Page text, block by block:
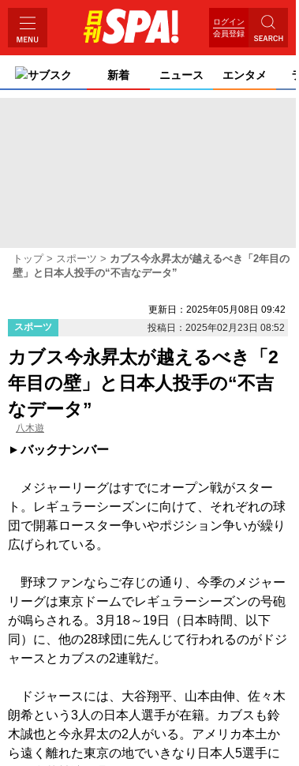
ログイン
会員登録
サブスク 新着 ニュース エンタメ
トップ スポーツ
カブス今永昇太が越えるべき「2年目の
壁」と日本人投手の“不吉なデータ”
更新日：2025年05月08日 09:42
スポーツ
投稿日：2025年02月23日 08:52
カブス今永昇太が越えるべき「2
年目の壁」と日本人投手の“不吉
なデータ”
八木遊
バックナンバー
メジャーリーグはすでにオープン戦がスター
ト。レギュラーシーズンに向けて、それぞれの球
団で開幕ロースター争いやポジション争いが繰り
広げられている。
野球ファンならご存じの通り、今季のメジャー
リーグは東京ドームでレギュラーシーズンの号砲
が鳴らされる。3月18～19日（日本時間、以下
同）に、他の28球団に先んじて行われるのがドジ
ャースとカブスの2連戦だ。
ドジャースには、大谷翔平、山本由伸、佐々木
朗希という3人の日本人選手が在籍。カブスも鈴
木誠也と今永昇太の2人がいる。アメリカ本土か
ら遠く離れた東京の地でいきなり日本人5選手に